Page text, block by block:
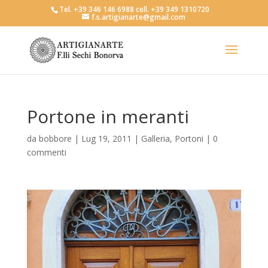
Tel. +39 346 146 6988 cell. +39 349 1310720
f.s.artigianarte@gmail.com
Portone in meranti
da bobbore | Lug 19, 2011 | Galleria, Portoni | 0
commenti